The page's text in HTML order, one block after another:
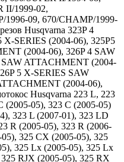
II/1999-02,
1996-09, 670/CHAMP/1999-
Husqvarna 323P 4
X-SERIES (2004-06), 325P5
(2004-06), 326P 4 SAW
ATTACHMENT (2004-
5 X-SERIES SAW
(2004-06),
Husqvarna 223 L, 223
(2005-05), 323 C (2005-05)
323 L (2007-01), 323 LD
R (2005-05), 323 R (2006-
325 CX (2005-05), 325
325 Lx (2005-05), 325 Lx
RJX (2005-05), 325 RX